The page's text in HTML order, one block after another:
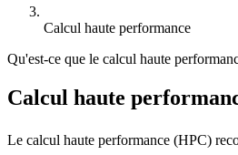
Calcul haute performance
Qu'est-ce que le calcul haute
Calcul haute
Le calcul haute performance (HPC)